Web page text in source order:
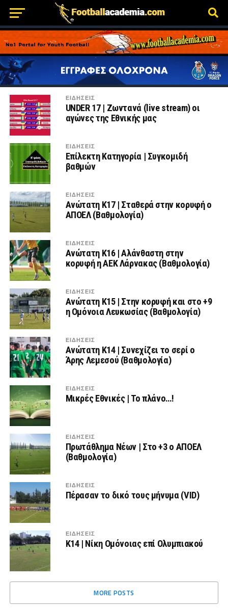
ΕΙΔΗΣΕΙΣ
UNDER 17 | Ζωντανά (live stream) οι
αγώνες της Εθνικής μας
ΕΙΔΗΣΕΙΣ
Επίλεκτη Κατηγορία | Συγκομιδή
βαθμών
ΕΙΔΗΣΕΙΣ
Aνώτατη Κ17 | Σταθερά στην κορυφή ο
ΑΠΟΕΛ (Βαθμολογία)
ΕΙΔΗΣΕΙΣ
Ανώτατη Κ16 | Αλάνθαστη στην
κορυφή η ΑΕΚ Λάρνακας (Βαθμολογία)
ΕΙΔΗΣΕΙΣ
Ανώτατη Κ15 | Στην κορυφή και στο +9
η Ομόνοια Λευκωσίας (Βαθμολογία)
ΕΙΔΗΣΕΙΣ
Ανώτατη Κ14 | Συνεχίζει το σερί ο
Άρης Λεμεσού (Βαθμολογία)
ΕΙΔΗΣΕΙΣ
Μικρές Εθνικές | Το πλάνο…!
ΕΙΔΗΣΕΙΣ
Πρωτάθλημα Νέων | Στο +3 ο ΑΠΟΕΛ
(Βαθμολογία)
ΕΙΔΗΣΕΙΣ
Πέρασαν το δικό τους μήνυμα (VID)
ΕΙΔΗΣΕΙΣ
Κ14 | Νίκη Ομόνοιας επί Ολυμπιακού
MORE POSTS